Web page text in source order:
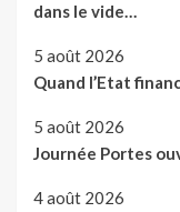
dans le vide…
5 août 2026
Quand l’Etat
5 août 2026
Journée Portes
4 août 2026